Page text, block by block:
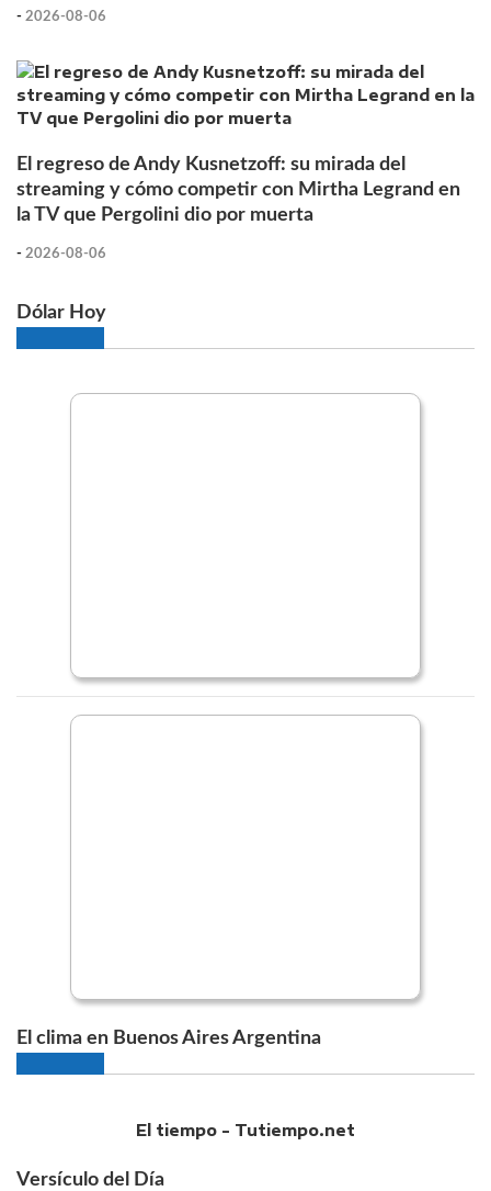
- 2026-08-06
El regreso de Andy Kusnetzoff: su mirada del
streaming y cómo competir con Mirtha Legrand en
la TV que Pergolini dio por muerta
- 2026-08-06
Dólar Hoy
El clima en Buenos Aires Argentina
El tiempo - Tutiempo.net
Versículo del Día